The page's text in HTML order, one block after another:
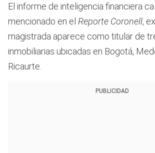
El informe de inteligencia financiera
mencionado en el Reporte Coronell,
magistrada aparece como titular de
inmobiliarias ubicadas en Bogotá,
Ricaurte.
PUBLICIDAD